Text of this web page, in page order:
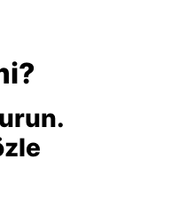
sahada arıza
parçaların